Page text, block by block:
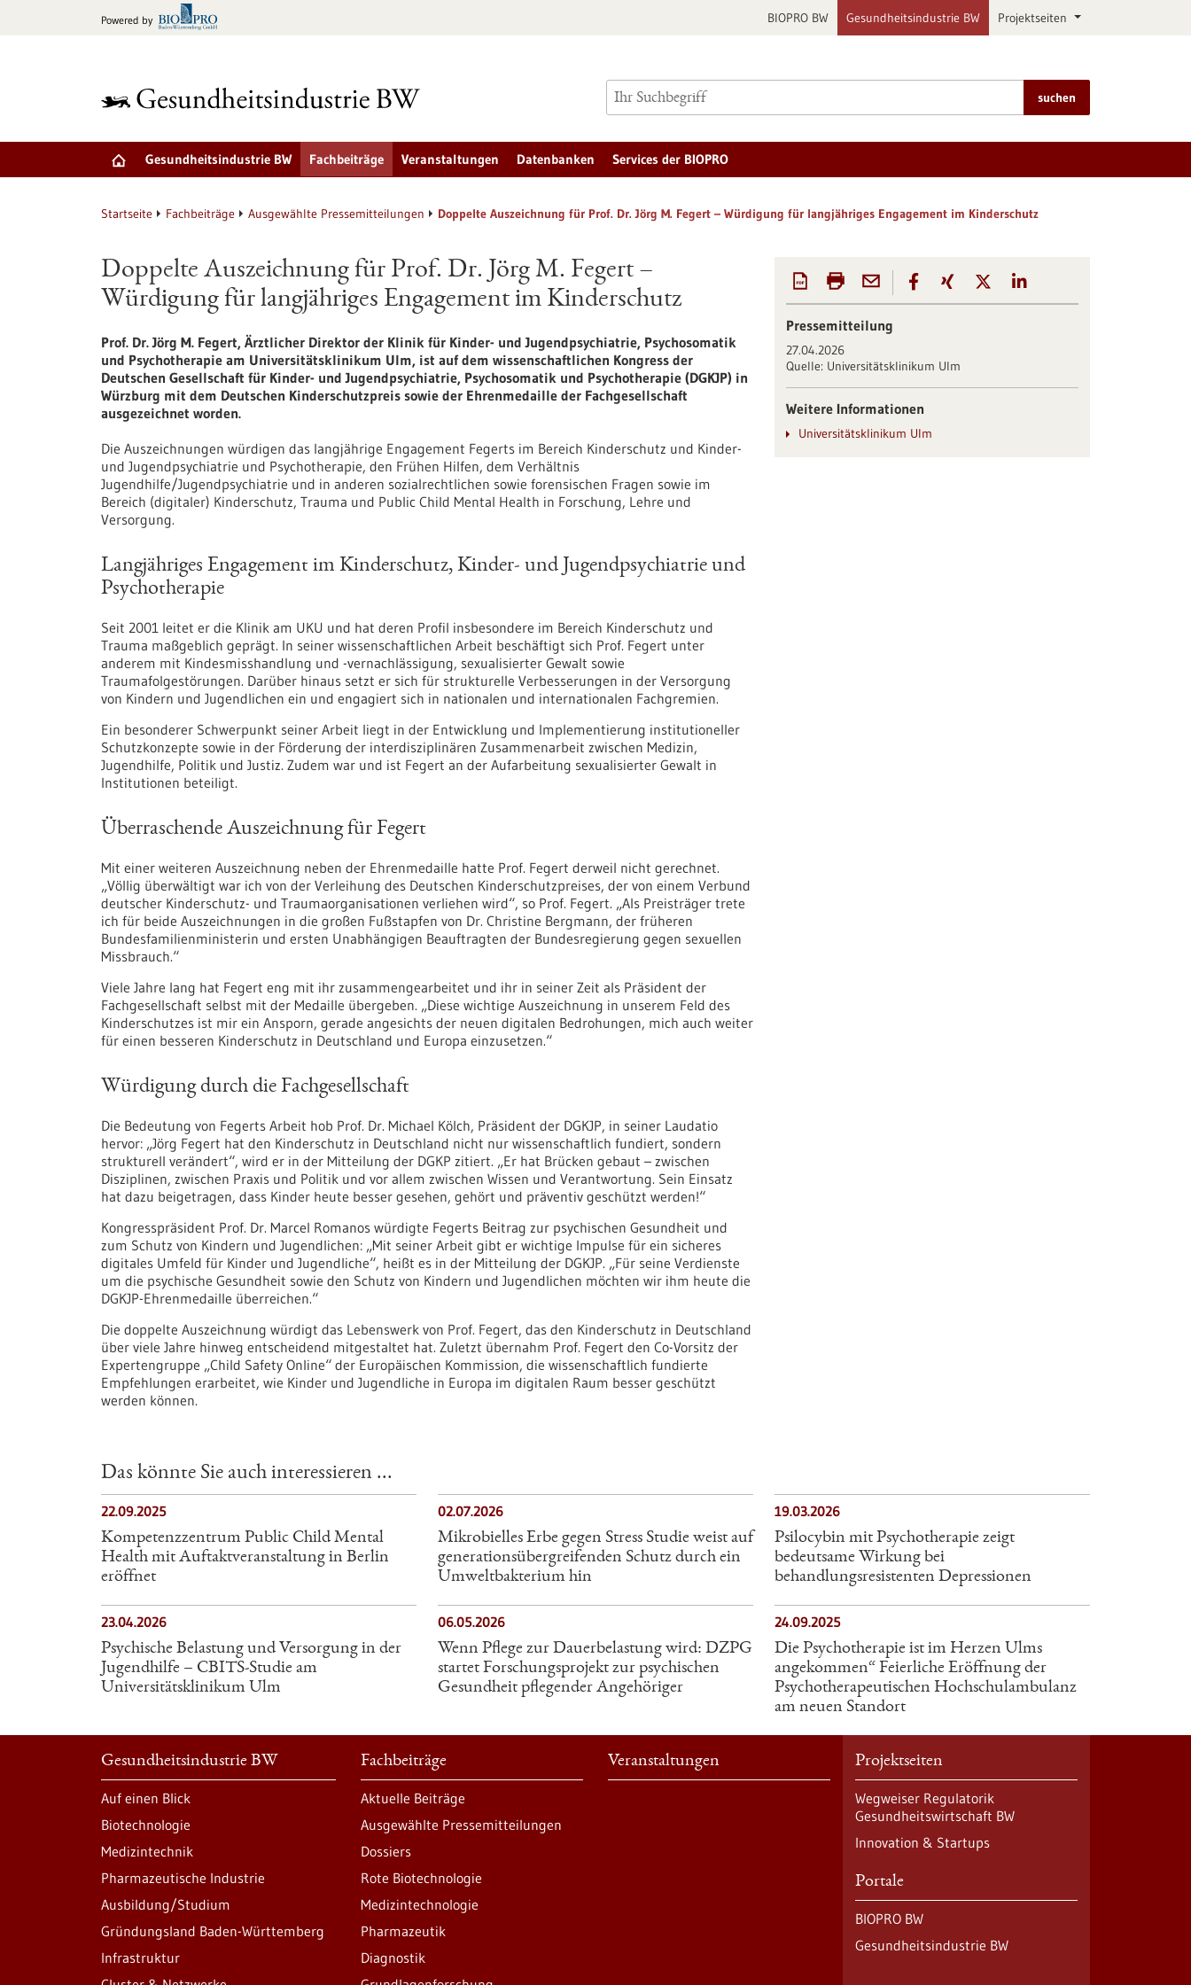
Powered by BIOPRO BW Gesundheitsindustrie BW Projektseiten
suchen
Gesundheitsindustrie BW Fachbeiträge Veranstaltungen Datenbanken Services der BIOPRO
Startseite Fachbeiträge Ausgewählte Pressemitteilungen Doppelte Auszeichnung für Prof. Dr. Jörg M. Fegert – Würdigung für langjähriges Engagement im Kinderschutz
Doppelte Auszeichnung für Prof. Dr. Jörg M. Fegert –
Würdigung für langjähriges Engagement im Kinderschutz
Prof. Dr. Jörg M. Fegert, Ärztlicher Direktor der Klinik für Kinder-​ und Jugendpsychiatrie, Psychosomatik
und Psychotherapie am Universitätsklinikum Ulm, ist auf dem wissenschaftlichen Kongress der
Deutschen Gesellschaft für Kinder-​ und Jugendpsychiatrie, Psychosomatik und Psychotherapie (DGKJP) in
Würzburg mit dem Deutschen Kinderschutzpreis sowie der Ehrenmedaille der Fachgesellschaft
ausgezeichnet worden.
Die Auszeichnungen würdigen das langjährige Engagement Fegerts im Bereich Kinderschutz und Kinder-​
und Jugendpsychiatrie und Psychotherapie, den Frühen Hilfen, dem Verhältnis
Jugendhilfe/Jugendpsychiatrie und in anderen sozialrechtlichen sowie forensischen Fragen sowie im
Bereich (digitaler) Kinderschutz, Trauma und Public Child Mental Health in Forschung, Lehre und
Versorgung.
Langjähriges Engagement im Kinderschutz, Kinder-​ und Jugendpsychiatrie und
Psychotherapie
Seit 2001 leitet er die Klinik am UKU und hat deren Profil insbesondere im Bereich Kinderschutz und
Trauma maßgeblich geprägt. In seiner wissenschaftlichen Arbeit beschäftigt sich Prof. Fegert unter
anderem mit Kindesmisshandlung und -​vernachlässigung, sexualisierter Gewalt sowie
Traumafolgestörungen. Darüber hinaus setzt er sich für strukturelle Verbesserungen in der Versorgung
von Kindern und Jugendlichen ein und engagiert sich in nationalen und internationalen Fachgremien.
Ein besonderer Schwerpunkt seiner Arbeit liegt in der Entwicklung und Implementierung institutioneller
Schutzkonzepte sowie in der Förderung der interdisziplinären Zusammenarbeit zwischen Medizin,
Jugendhilfe, Politik und Justiz. Zudem war und ist Fegert an der Aufarbeitung sexualisierter Gewalt in
Institutionen beteiligt.
Überraschende Auszeichnung für Fegert
Mit einer weiteren Auszeichnung neben der Ehrenmedaille hatte Prof. Fegert derweil nicht gerechnet.
„Völlig überwältigt war ich von der Verleihung des Deutschen Kinderschutzpreises, der von einem Verbund
deutscher Kinderschutz-​ und Traumaorganisationen verliehen wird“, so Prof. Fegert. „Als Preisträger trete
ich für beide Auszeichnungen in die großen Fußstapfen von Dr. Christine Bergmann, der früheren
Bundesfamilienministerin und ersten Unabhängigen Beauftragten der Bundesregierung gegen sexuellen
Missbrauch.“
Viele Jahre lang hat Fegert eng mit ihr zusammengearbeitet und ihr in seiner Zeit als Präsident der
Fachgesellschaft selbst mit der Medaille übergeben. „Diese wichtige Auszeichnung in unserem Feld des
Kinderschutzes ist mir ein Ansporn, gerade angesichts der neuen digitalen Bedrohungen, mich auch weiter
für einen besseren Kinderschutz in Deutschland und Europa einzusetzen.“
Würdigung durch die Fachgesellschaft
Die Bedeutung von Fegerts Arbeit hob Prof. Dr. Michael Kölch, Präsident der DGKJP, in seiner Laudatio
hervor: „Jörg Fegert hat den Kinderschutz in Deutschland nicht nur wissenschaftlich fundiert, sondern
strukturell verändert“, wird er in der Mitteilung der DGKP zitiert. „Er hat Brücken gebaut – zwischen
Disziplinen, zwischen Praxis und Politik und vor allem zwischen Wissen und Verantwortung. Sein Einsatz
hat dazu beigetragen, dass Kinder heute besser gesehen, gehört und präventiv geschützt werden!“
Kongresspräsident Prof. Dr. Marcel Romanos würdigte Fegerts Beitrag zur psychischen Gesundheit und
zum Schutz von Kindern und Jugendlichen: „Mit seiner Arbeit gibt er wichtige Impulse für ein sicheres
digitales Umfeld für Kinder und Jugendliche“, heißt es in der Mitteilung der DGKJP. „Für seine Verdienste
um die psychische Gesundheit sowie den Schutz von Kindern und Jugendlichen möchten wir ihm heute die
DGKJP-​Ehrenmedaille überreichen.“
Die doppelte Auszeichnung würdigt das Lebenswerk von Prof. Fegert, das den Kinderschutz in Deutschland
über viele Jahre hinweg entscheidend mitgestaltet hat. Zuletzt übernahm Prof. Fegert den Co-​Vorsitz der ​
Expertengruppe „Child Safety Online“ der Europäischen Kommission, die wissenschaftlich fundierte
Empfehlungen erarbeitet, wie Kinder und Jugendliche in Europa im digitalen Raum besser geschützt
werden können.
Pressemitteilung
27.04.2026
Quelle: Universitätsklinikum Ulm
Weitere Informationen
Universitätsklinikum Ulm
Das könnte Sie auch interessieren ...
22.09.2025
Kompetenzzentrum Public Child Mental
Health mit Auftaktveranstaltung in Berlin
eröffnet
23.04.2026
Psychische Belastung und Versorgung in der
Jugendhilfe – CBITS-​Studie am
Universitätsklinikum Ulm
02.07.2026
Mikrobielles Erbe gegen Stress Studie weist auf
generationsübergreifenden Schutz durch ein
Umweltbakterium hin
06.05.2026
Wenn Pflege zur Dauerbelastung wird: DZPG
startet Forschungsprojekt zur psychischen
Gesundheit pflegender Angehöriger
19.03.2026
Psilocybin mit Psychotherapie zeigt
bedeutsame Wirkung bei
behandlungsresistenten Depressionen
24.09.2025
Die Psychotherapie ist im Herzen Ulms
angekommen“ Feierliche Eröffnung der
Psychotherapeutischen Hochschulambulanz
am neuen Standort
Gesundheitsindustrie BW
Auf einen Blick
Biotechnologie
Medizintechnik
Pharmazeutische Industrie
Ausbildung/Studium
Gründungsland Baden-Württemberg
Infrastruktur
Fachbeiträge
Aktuelle Beiträge
Ausgewählte Pressemitteilungen
Dossiers
Rote Biotechnologie
Medizintechnologie
Pharmazeutik
Diagnostik
Veranstaltungen Projektseiten
Wegweiser Regulatorik
Gesundheitswirtschaft BW
Innovation & Startups
Portale
BIOPRO BW
Gesundheitsindustrie BW